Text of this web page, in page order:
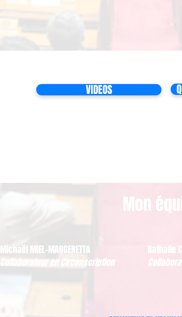
VIDEOS
Mon
Michaël MIEL-MARGERETTA
Collaborateur en Circonscription
Nathalie